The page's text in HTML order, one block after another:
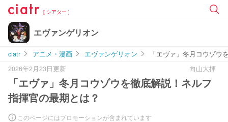
[ シアター ]
エヴァンゲリオン
ciatr アニメ・漫画 エヴァンゲリオン
「エヴァ」冬月コウゾウ
2026年2月23日更新
向山大揮
「エヴァ」冬月コウゾウを徹底解説！ネルフ
指揮官の最期とは？
このページにはプロモーションが含まれています